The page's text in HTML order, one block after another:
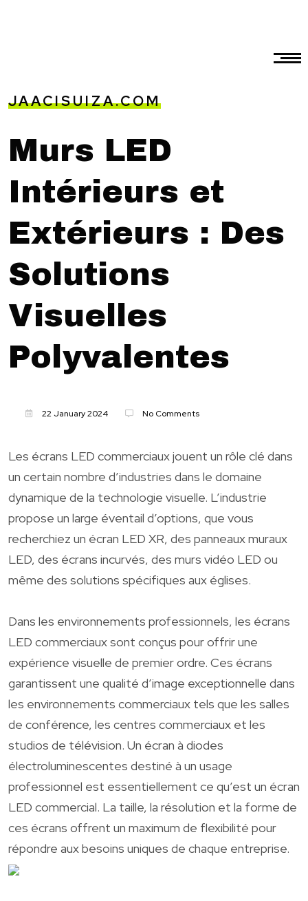
JAACISUIZA.COM
Murs LED
Intérieurs et
Extérieurs : Des
Solutions
Visuelles
Polyvalentes
22 January 2024 No Comments
Les écrans LED commerciaux jouent un rôle clé dans
un certain nombre d’industries dans le domaine
dynamique de la technologie visuelle. L’industrie
propose un large éventail d’options, que vous
recherchiez un écran LED XR, des panneaux muraux
LED, des écrans incurvés, des murs vidéo LED ou
même des solutions spécifiques aux églises.
Dans les environnements professionnels, les écrans
LED commerciaux sont conçus pour offrir une
expérience visuelle de premier ordre. Ces écrans
garantissent une qualité d’image exceptionnelle dans
les environnements commerciaux tels que les salles
de conférence, les centres commerciaux et les
studios de télévision. Un écran à diodes
électroluminescentes destiné à un usage
professionnel est essentiellement ce qu’est un écran
LED commercial. La taille, la résolution et la forme de
ces écrans offrent un maximum de flexibilité pour
répondre aux besoins uniques de chaque entreprise.